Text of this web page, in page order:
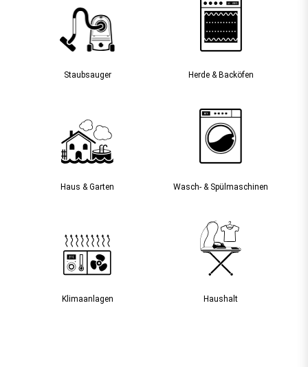
Staubsauger­ Herde & Backöfen
Haus & Garten Wasch- & Spülmaschinen
Klimaanlagen Haushalt